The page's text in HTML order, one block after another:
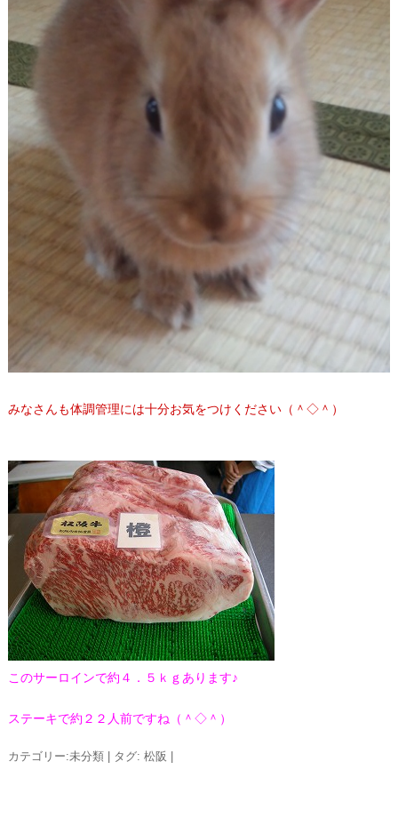
みなさんも体調管理には十分お気をつけください（＾◇＾）
このサーロインで約４．５ｋｇあります♪
ステーキで約２２人前ですね（＾◇＾）
カテゴリー:未分類 タグ: 松阪